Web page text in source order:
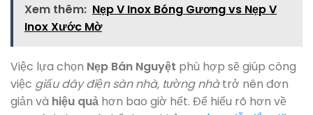
Xem thêm: Nẹp V Inox Bóng Gương vs Nẹp V
Inox Xước Mờ
Việc lựa chọn Nẹp Bán Nguyệt phù hợp sẽ giúp công
việc giấu dây điện sàn nhà, tường nhàtrở nên đơn
giản và hiệu quả hơn bao giờ hết. Để hiểu rõ hơn về